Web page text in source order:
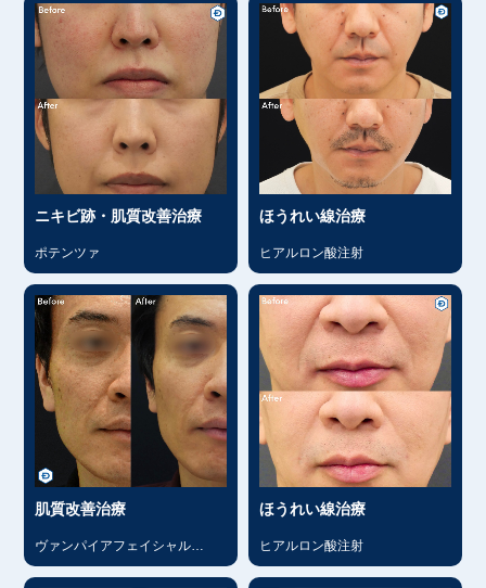
ニキビ跡・肌質改善治療
ポテンツァ
ほうれい線治療
ヒアルロン酸注射
肌質改善治療
ヴァンパイアフェイシャル
（PRP）
ほうれい線治療
ヒアルロン酸注射